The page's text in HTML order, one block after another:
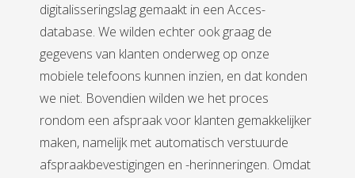
digitalisseringslag gemaakt in een Acces-
database. We wilden echter ook graag de
gegevens van klanten onderweg op onze
mobiele telefoons kunnen inzien, en dat konden
we niet. Bovendien wilden we het proces
rondom een afspraak voor klanten gemakkelijker
maken, namelijk met automatisch verstuurde
afspraakbevestigingen en -herinneringen. Omdat